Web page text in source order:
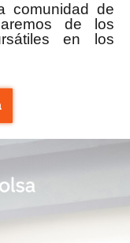
comunidad de
de los
en los